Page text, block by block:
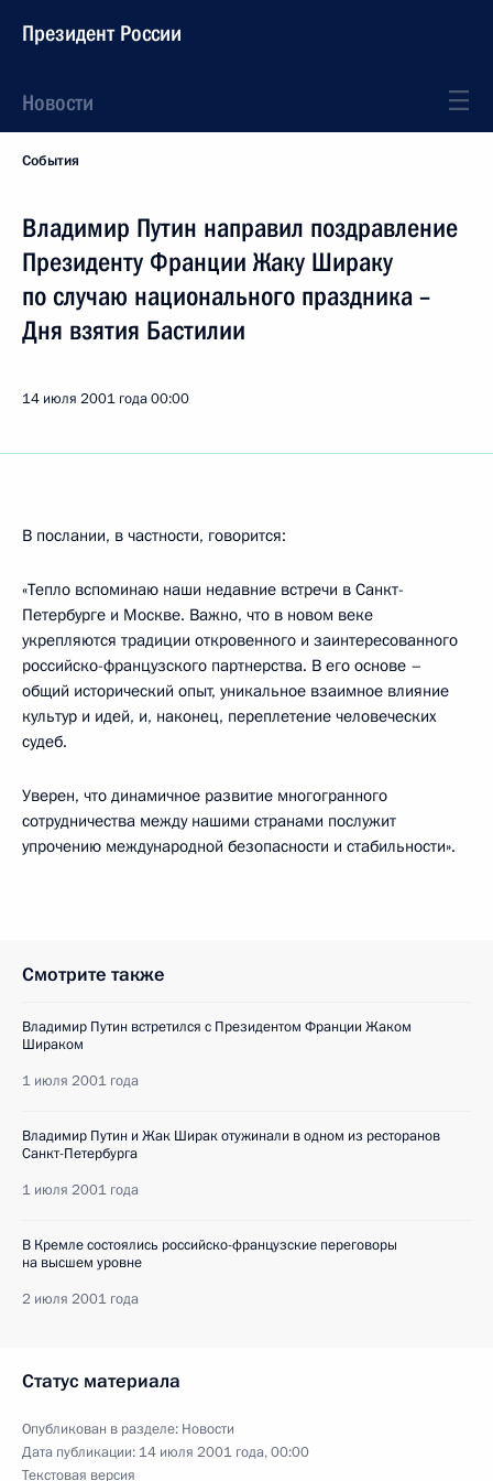
Президент России
Новости
События
Владимир Путин направил поздравление
Президенту Франции Жаку Шираку
по случаю национального праздника –
Дня взятия Бастилии
14 июля 2001 года00:00
В послании, в частности, говорится:
«Тепло вспоминаю наши недавние встречи в Санкт-
Петербурге и Москве. Важно, что в новом веке
укрепляются традиции откровенного и заинтересованного
российско-французского партнерства. В его основе –
общий исторический опыт, уникальное взаимное влияние
культур и идей, и, наконец, переплетение человеческих
судеб.
Уверен, что динамичное развитие многогранного
сотрудничества между нашими странами послужит
упрочению международной безопасности и стабильности».
Смотрите также
Владимир Путин встретился с Президентом Франции Жаком
Шираком
1 июля 2001 года
Владимир Путин и Жак Ширак отужинали в одном из ресторанов
Санкт-Петербурга
1 июля 2001 года
В Кремле состоялись российско-французские переговоры
на высшем уровне
2 июля 2001 года
Статус материала
Опубликован в разделе: Новости
Дата публикации: 14 июля 2001 года, 00:00
Текстовая версия